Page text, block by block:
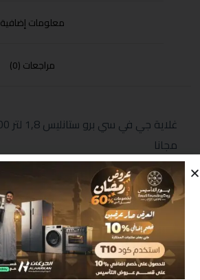
معلومات إضافية
مراجعات (0)
مجانا
منتجات مشابهة